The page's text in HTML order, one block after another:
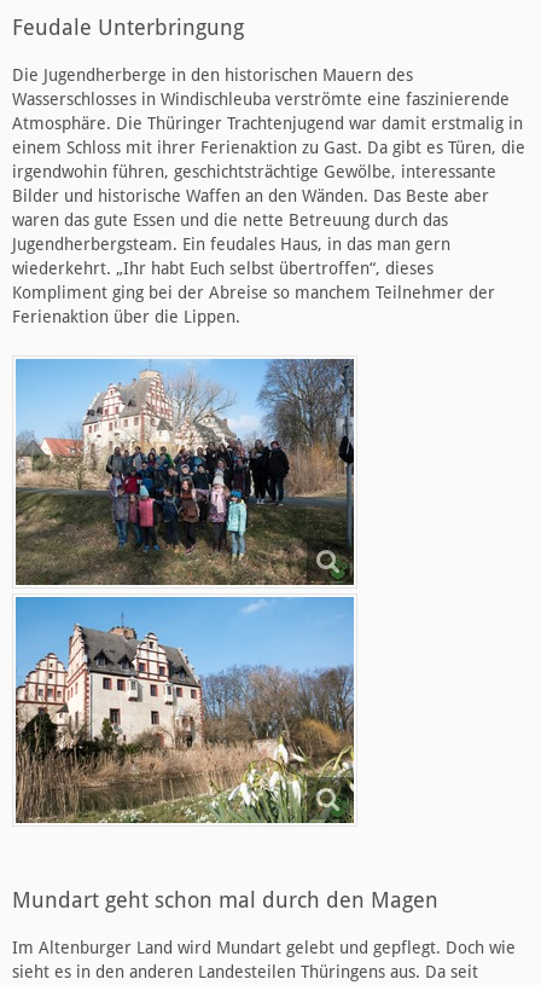
Feudale Unterbringung
Die Jugendherberge in den historischen Mauern des
Wasserschlosses in Windischleuba verströmte eine faszinierende
Atmosphäre. Die Thüringer Trachtenjugend war damit erstmalig in
einem Schloss mit ihrer Ferienaktion zu Gast. Da gibt es Türen, die
irgendwohin führen, geschichtsträchtige Gewölbe, interessante
Bilder und historische Waffen an den Wänden. Das Beste aber
waren das gute Essen und die nette Betreuung durch das
Jugendherbergsteam. Ein feudales Haus, in das man gern
wiederkehrt. „Ihr habt Euch selbst übertroffen“, dieses
Kompliment ging bei der Abreise so manchem Teilnehmer der
Ferienaktion über die Lippen.
Mundart geht schon mal durch den Magen
Im Altenburger Land wird Mundart gelebt und gepflegt. Doch wie
sieht es in den anderen Landesteilen Thüringens aus. Da seit